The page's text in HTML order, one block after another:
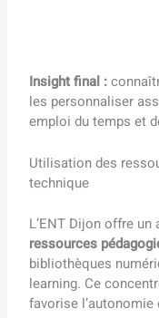
Insight final :
les personnaliser
emploi du temps et
Utilisation des
technique
L’ENT Dijon offre
ressources
bibliothèques
learning. Ce
favorise